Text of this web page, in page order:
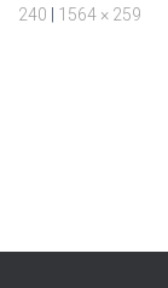
240
1564 × 259